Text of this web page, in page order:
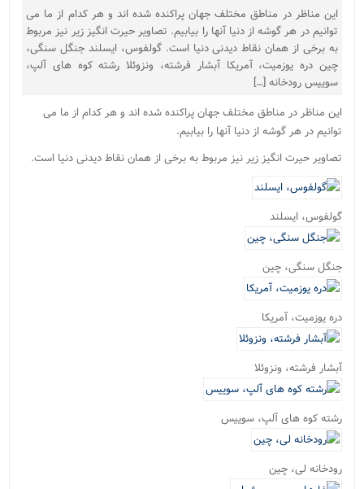
این مناظر در مناطق مختلف جهان پراکنده شده اند و هر کدام از ما می
توانیم در هر گوشه از دنیا آنها را بیابیم. تصاویر حیرت انگیز زیر نیز مربوط
به برخی از همان نقاط دیدنی دنیا است. گولفوس، ایسلند جنگل سنگی،
چین دره یوزمیت، آمریکا آبشار فرشته، ونزوئلا رشته کوه های آلپ،
سوییس رودخانه […]
این مناظر در مناطق مختلف جهان پراکنده شده اند و هر کدام از ما می
توانیم در هر گوشه از دنیا آنها را بیابیم.
تصاویر حیرت انگیز زیر نیز مربوط به برخی از همان نقاط دیدنی دنیا است.
گولفوس، ایسلند
جنگل سنگی، چین
دره یوزمیت، آمریکا
آبشار فرشته، ونزوئلا
رشته کوه های آلپ، سوییس
رودخانه لی، چین